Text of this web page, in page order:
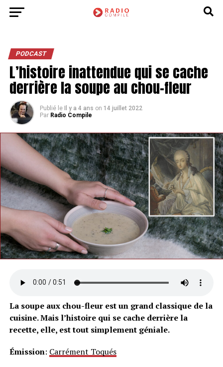
PODCAST
L’histoire inattendue qui se cache
derrière la soupe au chou-fleur
Publié le Il y a 4 ans on 14 juillet 2022
Par Radio Compile
La soupe aux chou-fleur est un grand classique de la
cuisine. Mais l’histoire qui se cache derrière la
recette, elle, est tout simplement géniale.
Émission: Carrément Toqués